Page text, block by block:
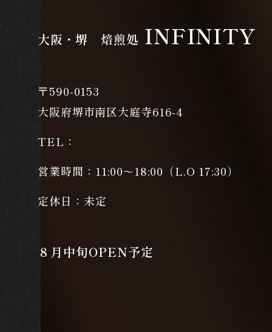
大阪・堺 焙煎処 INFINITY
〒590-0153
大阪府堺市南区大庭寺616-4
TEL：
営業時間： 11:00～18:00（L.O 17:30）
定休日： 未定
８月中旬OPEN予定